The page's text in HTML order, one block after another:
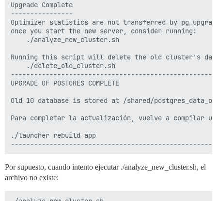
Upgrade Complete
----------------
Optimizer statistics are not transferred by
once you start the new server, consider running:
    ./analyze_new_cluster.sh
Running this script will delete the old cluster's
    ./delete_old_cluster.sh
UPGRADE OF POSTGRES COMPLETE
Old 10 database is stored at /shared/
Para completar la actualización, vuelve a compilar
./launcher rebuild app
Por supuesto, cuando intento ejecutar ./analyze_new_cluster.sh, el
archivo no existe: